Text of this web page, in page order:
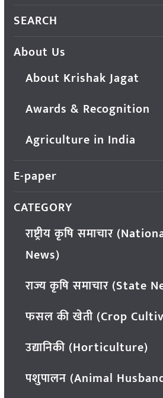
SEARCH
About Us
About Krishak Jagat
Awards & Recognition
Agriculture in India
E-paper
CATEGORY
राष्ट्रीय कृषि समाचार
News)
राज्य कृषि समाचार (State
फसल की खेती (Crop
उद्यानिकी (Horticulture)
पशुपालन (Animal